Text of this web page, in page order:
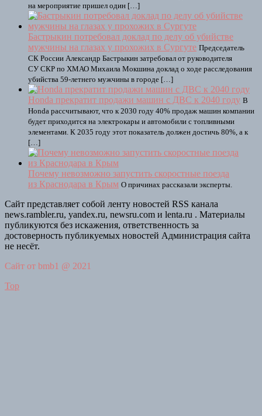
на мероприятие пришел один […]
Бастрыкин потребовал доклад по делу об убийстве
мужчины на глазах у прохожих в Сургуте Председатель
СК России Александр Бастрыкин затребовал от руководителя
СУ СКР по ХМАО Михаила Мокшина доклад о ходе расследования
убийства 59-летнего мужчины в городе […]
Honda прекратит продажи машин с ДВС к 2040 году В
Honda рассчитывают, что к 2030 году 40% продаж машин компании
будет приходится на электрокары и автомобили с топливными
элементами. К 2035 году этот показатель должен достичь 80%, а к
[…]
Почему невозможно запустить скоростные поезда
из Краснодара в Крым О причинах рассказали эксперты.
Сайт представляет собой ленту новостей RSS канала
news.rambler.ru, yandex.ru, newsru.com и lenta.ru . Материалы
публикуются без искажения, ответственность за
достоверность публикуемых новостей Администрация сайта
не несёт.
Сайт от bmb1 @ 2021
Top